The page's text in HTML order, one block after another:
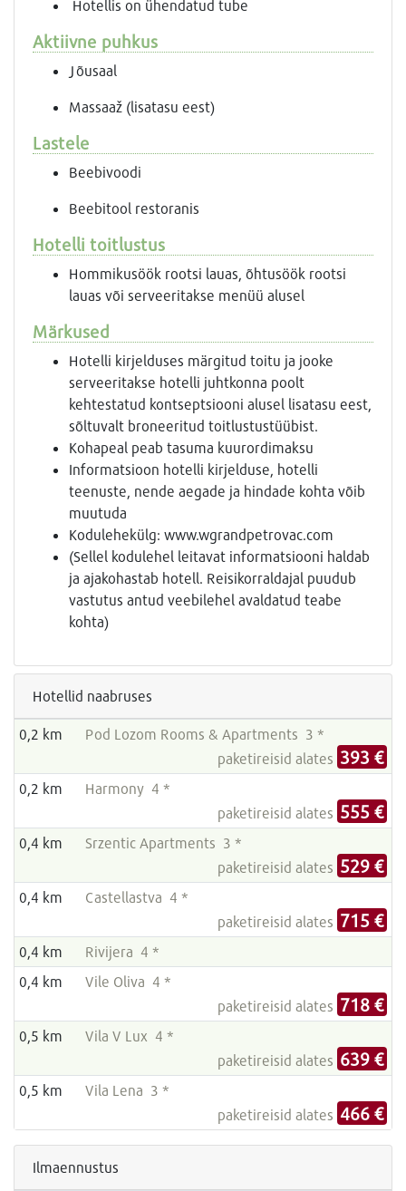
Hotellis on ühendatud tube
Aktiivne puhkus
Jõusaal
Massaaž (lisatasu eest)
Lastele
Beebivoodi
Beebitool restoranis
Hotelli toitlustus
Hommikusöök rootsi lauas, õhtusöök rootsi
lauas või serveeritakse menüü alusel
Märkused
Hotelli kirjelduses märgitud toitu ja jooke
serveeritakse hotelli juhtkonna poolt
kehtestatud kontseptsiooni alusel lisatasu eest,
sõltuvalt broneeritud toitlustustüübist.
Kohapeal peab tasuma kuurordimaksu
Informatsioon hotelli kirjelduse, hotelli
teenuste, nende aegade ja hindade kohta võib
muutuda
Kodulehekülg: www.wgrandpetrovac.com
(Sellel kodulehel leitavat informatsiooni haldab
ja ajakohastab hotell. Reisikorraldajal puudub
vastutus antud veebilehel avaldatud teabe
kohta)
Hotellid naabruses
0,2 km
Pod Lozom Rooms & Apartments 3 *
paketireisid alates 393 €
0,2 km
Harmony 4 *
paketireisid alates 555 €
0,4 km
Srzentic Apartments 3 *
paketireisid alates 529 €
0,4 km
Castellastva 4 *
paketireisid alates 715 €
0,4 km
Rivijera 4 *
0,4 km
Vile Oliva 4 *
paketireisid alates 718 €
0,5 km
Vila V Lux 4 *
paketireisid alates 639 €
0,5 km
Vila Lena 3 *
paketireisid alates 466 €
Ilmaennustus